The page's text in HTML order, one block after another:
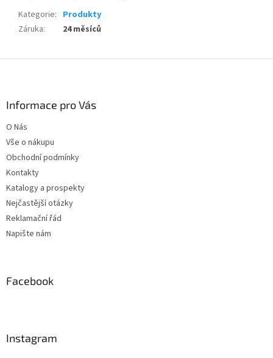
Kategorie: Produkty
Záruka: 24 měsíců
Informace pro Vás
O Nás
Vše o nákupu
Obchodní podmínky
Kontakty
Katalogy a prospekty
Nejčastější otázky
Reklamační řád
Napište nám
Facebook
Instagram